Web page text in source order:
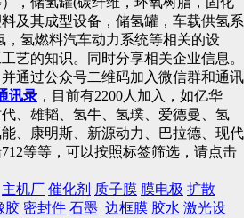
及其成型设备，储氢罐，车载供氢系
，氢燃料汽车动力系统等相关的设
艺的知识。同时分享相关企业信息。
通过公众号二维码加入微信群和通讯
讯录 ，目前有2200人加入，如亿华
、雄韬、氢牛、氢璞、爱德曼、氢
、康明斯、新源动力、巴拉德、现代
等等，可以按照标签筛选，请点击
主机厂 催化剂 质子膜 膜电极 扩散
胶 密封件 石墨 边框膜 胶水 激光设